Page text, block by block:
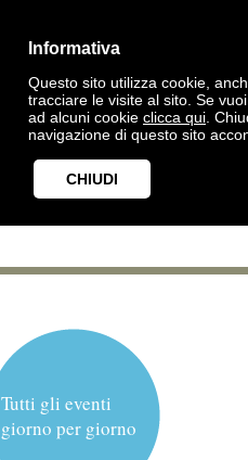
Informativa
Questo sito utilizza cookie,
tracciare le visite al sito. Se
ad alcuni cookie clicca qui .
navigazione di questo sito
CHIUDI
Tutti gli eventi
giorno per giorno